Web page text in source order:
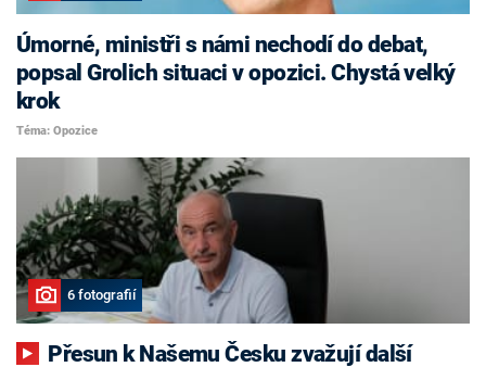
Úmorné, ministři s námi nechodí do debat,
popsal Grolich situaci v opozici. Chystá velký
krok
Téma: Opozice
6 fotografií